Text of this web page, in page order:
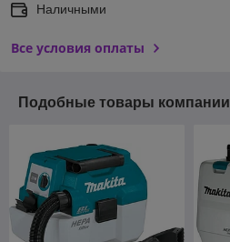
Наличными
Все условия оплаты
Подобные товары компании